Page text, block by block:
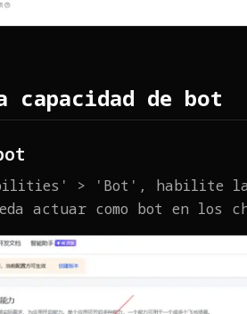
de bot
> 'Bot', habilite la
actuar como bot en los